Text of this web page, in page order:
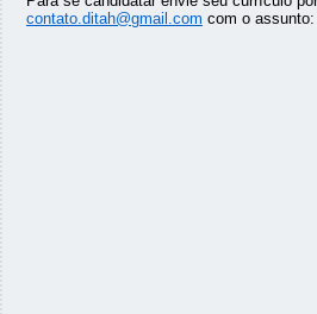
contato.ditah@gmail.com com o assunto: